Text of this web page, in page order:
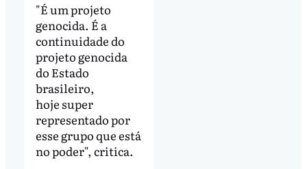
"É um projeto
genocida. É a
continuidade do
projeto genocida
do Estado
brasileiro,
hoje super
representado por
esse grupo que está
no poder", critica.